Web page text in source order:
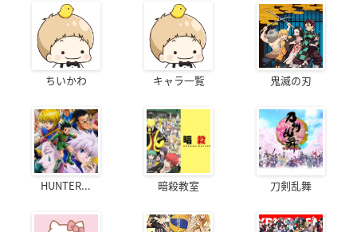
ちいかわ キャラ一覧 鬼滅の刃
HUNTER... 暗殺教室 刀剣乱舞